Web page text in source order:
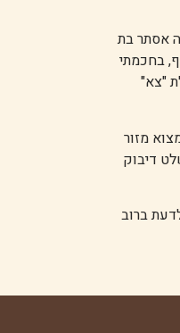
אסתר בת
בחכמתי
"צא"
למצוא מזור
דיבוק
ברוב